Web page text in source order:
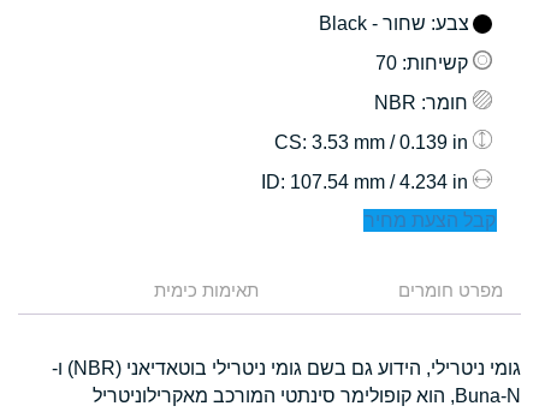
צבע: שחור - Black
קשיחות: 70
חומר: NBR
: 3.53 mm / 0.139 in
: 107.54 mm / 4.234 in
קבל הצעת מחיר
מפרט חומרים תאימות כימית
גומי ניטרילי, הידוע גם בשם גומי ניטרילי בוטאדיאני (NBR) ו-
Buna-N, הוא קופולימר סינתטי המורכב מאקרילוניטריל